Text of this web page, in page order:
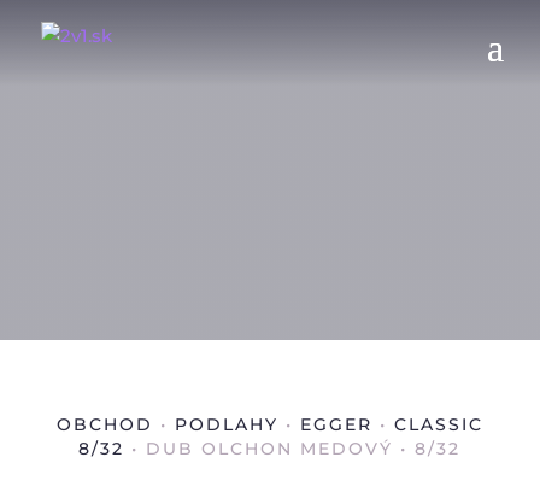
OBCHOD • PODLAHY • EGGER • CLASSIC
8/32 • DUB OLCHON MEDOVÝ • 8/32